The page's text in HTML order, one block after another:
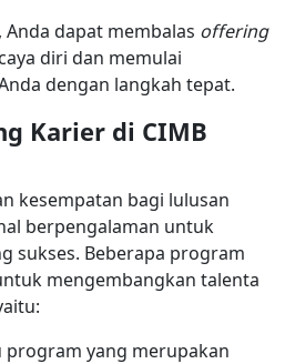
dapat membalas offering
diri dan memulai
dengan langkah tepat.
Karier di CIMB
kesempatan bagi lulusan
berpengalaman untuk
sukses. Beberapa program
mengembangkan talenta
program yang merupakan